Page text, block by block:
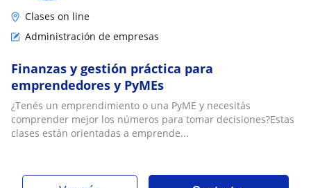
Clases on line
Administración de empresas
Finanzas y gestión práctica para
emprendedores y PyMEs
¿Tenés un emprendimiento o una PyME y necesitás
comprender mejor los números para tomar decisiones?Estas
clases están orientadas a emprende...